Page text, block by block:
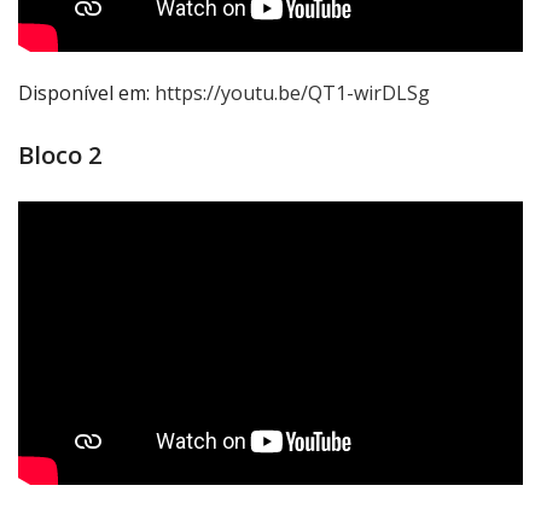
Disponível em: https://youtu.be/QT1-wirDLSg
Bloco 2